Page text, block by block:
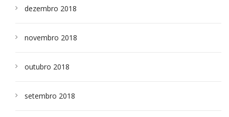
dezembro 2018
novembro 2018
outubro 2018
setembro 2018